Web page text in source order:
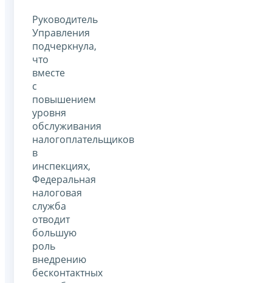
Руководитель
Управления
подчеркнула,
что
вместе
с
повышением
уровня
обслуживания
налогоплательщиков
в
инспекциях,
Федеральная
налоговая
служба
отводит
большую
роль
внедрению
бесконтактных